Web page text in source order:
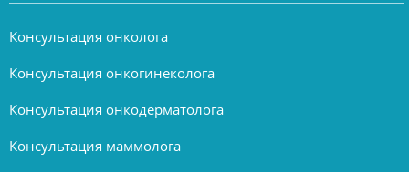
Консультация онколога
Консультация онкогинеколога
Консультация онкодерматолога
Консультация маммолога